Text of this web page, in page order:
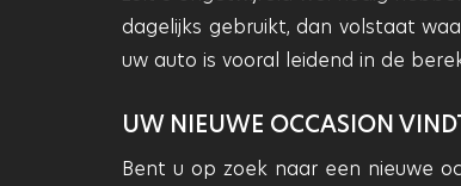
dagelijks gebruikt, dan volstaat
uw auto is vooral leidend in de
UW NIEUWE OCCASION
Bent u op zoek naar een nieuwe